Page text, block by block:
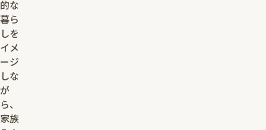
的な
暮ら
しを
イメ
ージ
しな
が
ら、
家族